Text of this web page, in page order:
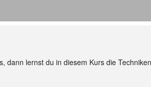
dann lernst du in diesem Kurs die